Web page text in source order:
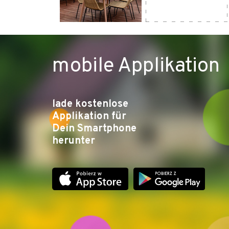
- Werkzeug für einfache Reparaturen
- Angebot eines Lunchpakets
mobile Applikation
lade kostenlose
Applikation für
Dein Smartphone
herunter